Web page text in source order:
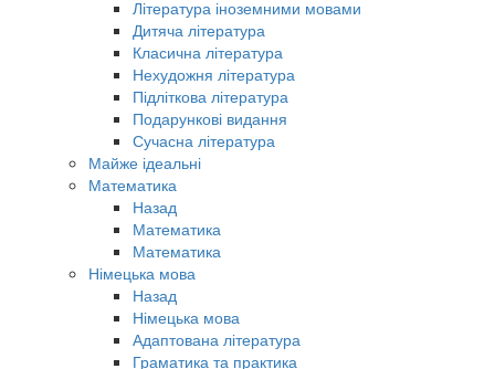
Література іноземними мовами
Дитяча література
Класична література
Нехудожня література
Підліткова література
Подарункові видання
Сучасна література
Майже ідеальні
Математика
Назад
Математика
Математика
Німецька мова
Назад
Німецька мова
Адаптована література
Граматика та практика